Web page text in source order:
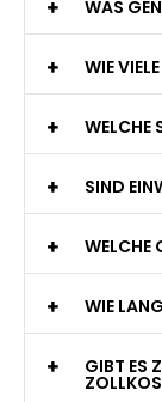
WAS
WIE
WELCHE
SIND
WELCHE
WIE
GIBT ES